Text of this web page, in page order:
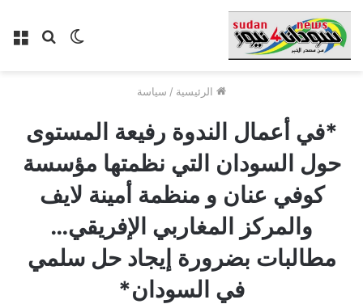
بحث الوضع
الرئيسية / سياسة
*في أعمال الندوة رفيعة المستوى
حول السودان التي نظمتها مؤسسة
كوفي عنان و منظمة أمينة لايف
والمركز المغاربي الإفريقي…
مطالبات بضرورة إيجاد حل سلمي
في السودان*